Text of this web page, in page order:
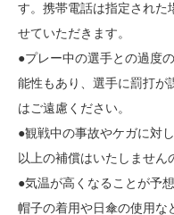
す。携帯電話は指定された
せていただきます。
●プレー中の選手との過度
能性もあり、選手に罰打が
はご遠慮ください。
●観戦中の事故やケガに対
以上の補償はいたしません
●気温が高くなることが予
帽子の着用や日傘の使用な